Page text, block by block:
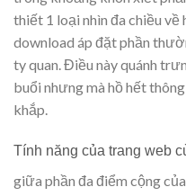
thiết 1 loại nhìn đa chiều về
download áp đặt phần
ty quan. Điều này quánh
buổi nhưng mà hồ hết
khắp.
Tính năng của trang web
giữa phần đa điểm cộng